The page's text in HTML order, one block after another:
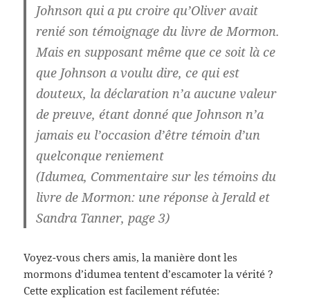
Johnson qui a pu croire qu’Oliver avait
renié son témoignage du livre de Mormon.
Mais en supposant même que ce soit là ce
que Johnson a voulu dire, ce qui est
douteux, la déclaration n’a aucune valeur
de preuve, étant donné que Johnson n’a
jamais eu l’occasion d’être témoin d’un
quelconque reniement
(Idumea, Commentaire sur les témoins du
livre de Mormon: une réponse à Jerald et
Sandra Tanner, page 3)
Voyez-vous chers amis, la manière dont les
mormons d’idumea tentent d’escamoter la vérité ?
Cette explication est facilement réfutée: